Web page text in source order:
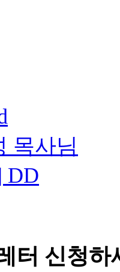
목사님
DD
터 신청하